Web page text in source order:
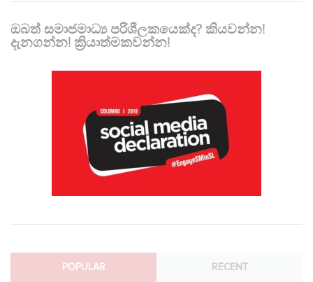
ඔබත් සමාජමාධ්‍ය පරිශීලකයෙක්ද? කියවන්න!
දැනගන්න! ක්‍රියාත්මකවන්න!
POPULAR RECENT